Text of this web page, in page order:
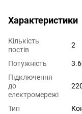
Характеристики
Кількість
постів
2
Потужність
Підключення
до
електромережі
Тип